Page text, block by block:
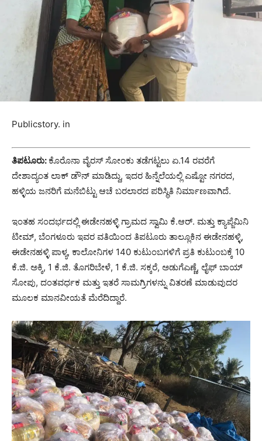
Publicstory. in
ತಿಪಟೂರು: ಕೊರೊನಾ ವೈರಸ್ ಸೋಂಕು ತಡೆಗಟ್ಟಲು ಏ.14 ರವರೆಗೆ
ದೇಶಾದ್ಯಂತ ಲಾಕ್ ಡೌನ್ ಮಾಡಿದ್ದು, ಇದರ ಹಿನ್ನೆಲೆಯಲ್ಲಿ ಎಷ್ಟೋ ನಗರದ,
ಹಳ್ಳಿಯ ಜನರಿಗೆ ಮನೆಬಿಟ್ಟು ಆಚೆ ಬರಲಾರದ ಪರಿಸ್ಥಿತಿ ನಿರ್ಮಾಣವಾಗಿದೆ.
ಇಂತಹ ಸಂದರ್ಭದಲ್ಲಿ ಈಡೇನಹಳ್ಳಿ ಗ್ರಾಮದ ಸ್ವಾಮಿ ಕೆ.ಆರ್. ಮತ್ತು ಕ್ಯಾಪ್ಜೆಮಿನಿ
ಟೀಮ್, ಬೆಂಗಳೂರು ಇವರ ವತಿಯಿಂದ ತಿಪಟೂರು ತಾಲ್ಲೂಕಿನ ಈಡೇನಹಳ್ಳಿ,
ಈಡೇನಹಳ್ಳಿ ಪಾಳ್ಯ, ಕಾಲೋನಿಗಳ 140 ಕುಟುಂಬಗಳಿಗೆ ಪ್ರತಿ ಕುಟುಂಬಕ್ಕೆ 10
ಕೆ.ಜಿ. ಅಕ್ಕಿ, 1 ಕೆ.ಜಿ. ತೊಗರಿಬೇಳೆ, 1 ಕೆ.ಜಿ. ಸಕ್ಕರೆ, ಅಡುಗೆಎಣ್ಣೆ, ಲೈಫ್ ಬಾಯ್
ಸೋಪು, ದಂತವರ್ಧಕ ಮತ್ತು ಇತರೆ ಸಾಮಗ್ರಿಗಳನ್ನು ವಿತರಣೆ ಮಾಡುವುದರ
ಮೂಲಕ ಮಾನವೀಯತೆ ಮೆರೆದಿದ್ದಾರೆ.